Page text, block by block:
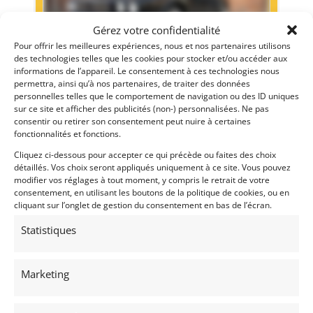
Gérez votre confidentialité
Pour offrir les meilleures expériences, nous et nos partenaires utilisons
des technologies telles que les cookies pour stocker et/ou accéder aux
informations de l’appareil. Le consentement à ces technologies nous
permettra, ainsi qu’à nos partenaires, de traiter des données
personnelles telles que le comportement de navigation ou des ID uniques
sur ce site et afficher des publicités (non-) personnalisées. Ne pas
consentir ou retirer son consentement peut nuire à certaines
fonctionnalités et fonctions.
Cliquez ci-dessous pour accepter ce qui précède ou faites des choix
détaillés. Vos choix seront appliqués uniquement à ce site. Vous pouvez
modifier vos réglages à tout moment, y compris le retrait de votre
consentement, en utilisant les boutons de la politique de cookies, ou en
cliquant sur l’onglet de gestion du consentement en bas de l’écran.
Statistiques
Marketing
19
JAGUAR XJR-6 COMPRESSEUR (1996) [VENDU]
(51) MARNE
Vends Jaguar XJR-6 de 1996. Deuxième mains.Très bon état.
CT Vierge. Révisée avant livraison. Prix sur demande.
Vendu par : Franco LEMBO